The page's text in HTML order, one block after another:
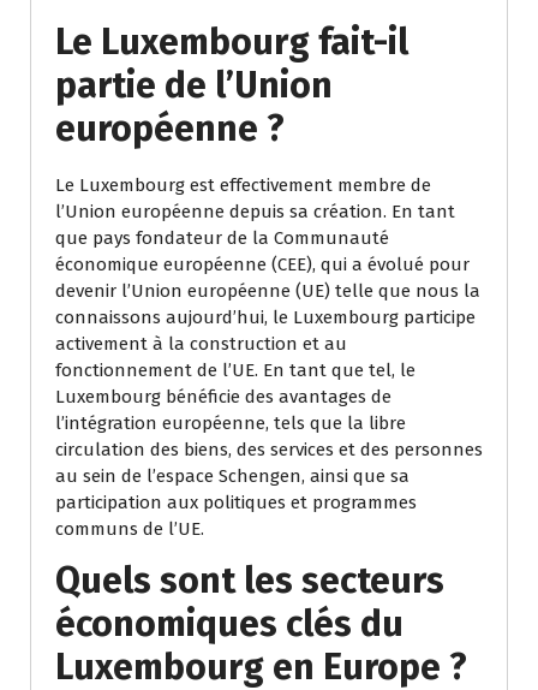
Le Luxembourg fait-il
partie de l’Union
européenne ?
Le Luxembourg est effectivement membre de
l’Union européenne depuis sa création. En tant
que pays fondateur de la Communauté
économique européenne (CEE), qui a évolué pour
devenir l’Union européenne (UE) telle que nous la
connaissons aujourd’hui, le Luxembourg participe
activement à la construction et au
fonctionnement de l’UE. En tant que tel, le
Luxembourg bénéficie des avantages de
l’intégration européenne, tels que la libre
circulation des biens, des services et des personnes
au sein de l’espace Schengen, ainsi que sa
participation aux politiques et programmes
communs de l’UE.
Quels sont les secteurs
économiques clés du
Luxembourg en Europe ?